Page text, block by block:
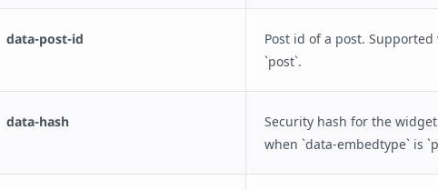
data-post-id
Post id of a post.
`post`.
data-hash
Security hash for the
when `data-embedtype` is